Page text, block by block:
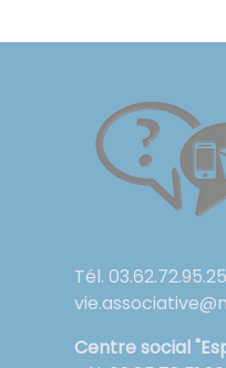
Tél.
Centre social